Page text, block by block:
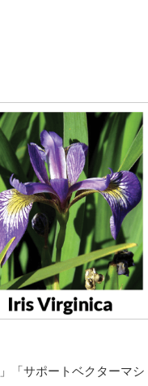
「サポートベクターマシ